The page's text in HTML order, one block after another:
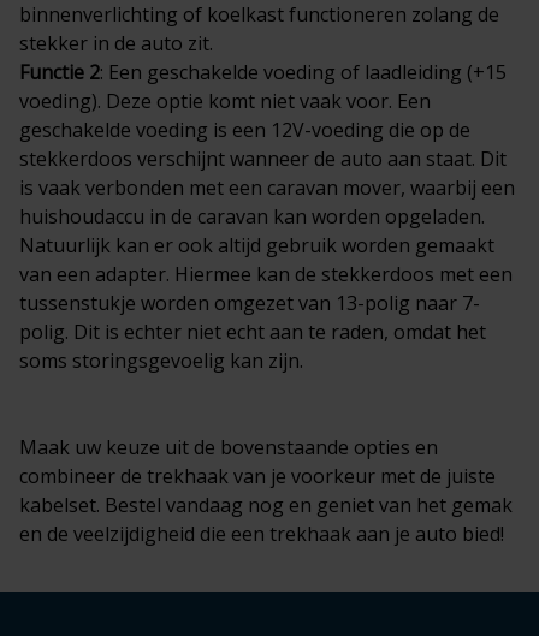
binnenverlichting of koelkast functioneren zolang de
stekker in de auto zit.
Functie 2: Een geschakelde voeding of laadleiding (+15
voeding). Deze optie komt niet vaak voor. Een
geschakelde voeding is een 12V-voeding die op de
stekkerdoos verschijnt wanneer de auto aan staat. Dit
is vaak verbonden met een caravan mover, waarbij een
huishoudaccu in de caravan kan worden opgeladen.
Natuurlijk kan er ook altijd gebruik worden gemaakt
van een adapter. Hiermee kan de stekkerdoos met een
tussenstukje worden omgezet van 13-polig naar 7-
polig. Dit is echter niet echt aan te raden, omdat het
soms storingsgevoelig kan zijn.
Maak uw keuze uit de bovenstaande opties en
combineer de trekhaak van je voorkeur met de juiste
kabelset. Bestel vandaag nog en geniet van het gemak
en de veelzijdigheid die een trekhaak aan je auto bied!